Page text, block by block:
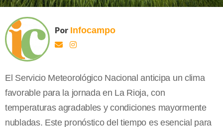
Por Infocampo
El Servicio Meteorológico Nacional anticipa un clima
favorable para la jornada en La Rioja, con
temperaturas agradables y condiciones mayormente
nubladas. Este pronóstico del tiempo es esencial para